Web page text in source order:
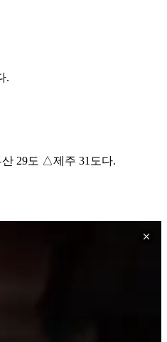
.
29도 △제주 31도다.